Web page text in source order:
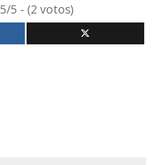
5/5 - (2 votos)